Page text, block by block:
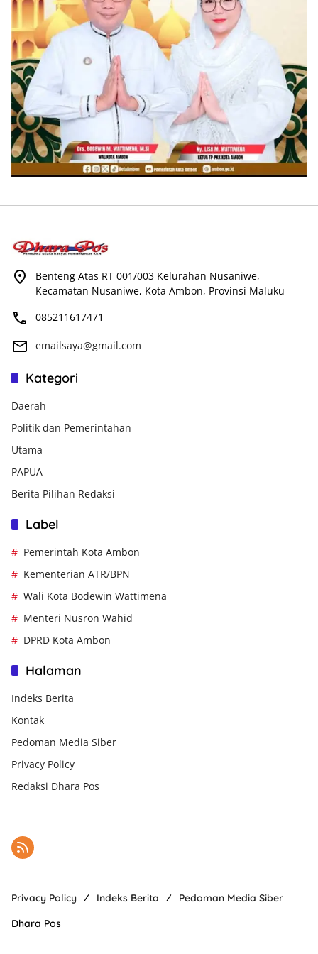
Benteng Atas RT 001/003 Kelurahan Nusaniwe,
Kecamatan Nusaniwe, Kota Ambon, Provinsi Maluku
085211617471
emailsaya@gmail.com
Kategori
Daerah
Politik dan Pemerintahan
Utama
PAPUA
Berita Pilihan Redaksi
Label
Pemerintah Kota Ambon
Kementerian ATR/BPN
Wali Kota Bodewin Wattimena
Menteri Nusron Wahid
DPRD Kota Ambon
Halaman
Indeks Berita
Kontak
Pedoman Media Siber
Privacy Policy
Redaksi Dhara Pos
Privacy Policy Indeks Berita
Pedoman Media Siber
Dhara Pos